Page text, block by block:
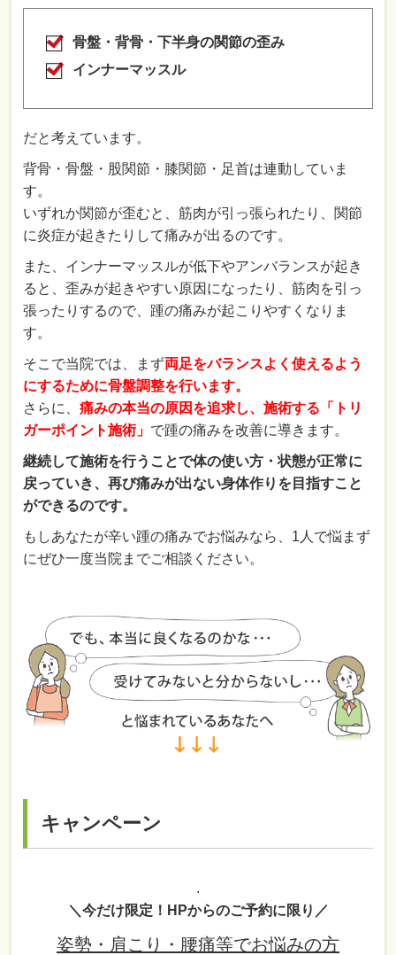
骨盤・背骨・下半身の関節の歪み
インナーマッスル
だと考えています。
背骨・骨盤・股関節・膝関節・足首は連動していま
す。
いずれか関節が歪むと、筋肉が引っ張られたり、関節
に炎症が起きたりして痛みが出るのです。
また、インナーマッスルが低下やアンバランスが起き
ると、歪みが起きやすい原因になったり、筋肉を引っ
張ったりするので、踵の痛みが起こりやすくなりま
す。
そこで当院では、まず両足をバランスよく使えるよう
にするために骨盤調整を行います。
さらに、痛みの本当の原因を追求し、施術する「トリ
ガーポイント施術」 で踵の痛みを改善に導きます。
継続して施術を行うことで体の使い方・状態が正常に
戻っていき、再び痛みが出ない身体作りを目指すこと
ができるのです。
もしあなたが辛い踵の痛みでお悩みなら、1人で悩まず
にぜひ一度当院までご相談ください。
キャンペーン
.
＼今だけ限定！HPからのご予約に限り／
姿勢・肩こり・腰痛等でお悩みの方